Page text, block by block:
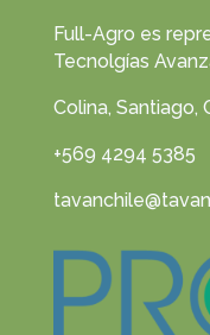
Full-Agro es
Tecnolgías
Colina, Santiago,
+569 4294 5385